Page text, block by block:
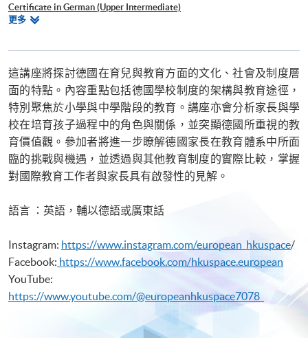
Certificate in German (Upper Intermediate)
Certificate in German (Advanced)
Certificate for Module (Introductory German for Secondary School
Students I)
Certificate for Module (Introductory German for Secondary School
Students II)
Certificate for Module (Introductory French for Secondary School
Students I)
Certificate for Module (Introductory French for Secondary School
Students II)
Certificate for Module (Introductory Spanish for Secondary School
Certificate for Module (Introductory Spanish for Secondary School
Students II)
更多相
這講座將探討德國在育兒與教育方面的文化、社會及制度層
面的特點。內容重點包括德國學校制度的架構與教育途徑，
特別聚焦於小學與中學階段的教育。講座亦會分析家長與學
校在培育孩子過程中的角色與關係，並突顯德國所重視的教
育價值觀。參加者將進一步瞭解德國家長在教育體系中所面
臨的挑戰與機遇，並透過與其他教育制度的實際比較，掌握
對國際教育工作者與家長具有啟發性的見解。
語言 ：英語，輔以德語或廣東話
Instagram: https://www.instagram.com/european_hkuspace/
Facebook: https://www.facebook.com/hkuspace.european
YouTube:
https://www.youtube.com/@europeanhkuspace7078